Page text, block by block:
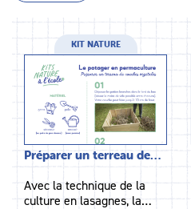
KIT NATURE
Préparer un terreau de…
Avec la technique de la
culture en lasagnes, la…